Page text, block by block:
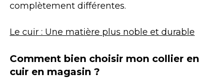
complètement différentes.
Le cuir : Une matière plus noble et durable
Comment bien choisir mon collier en
cuir en magasin ?